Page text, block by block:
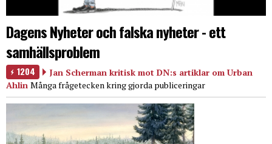
Dagens Nyheter och falska nyheter - ett
samhällsproblem
1204
Jan Scherman kritisk mot DN:s artiklar om Urban
Ahlin Många frågetecken kring gjorda publiceringar